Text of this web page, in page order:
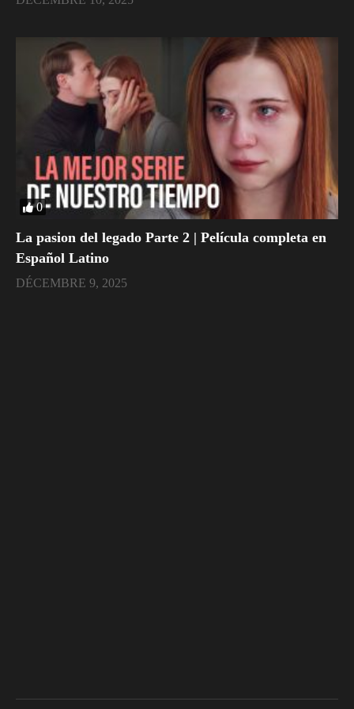
0
La pasion del legado Parte 2 | Película completa en
Español Latino
DÉCEMBRE 9, 2025